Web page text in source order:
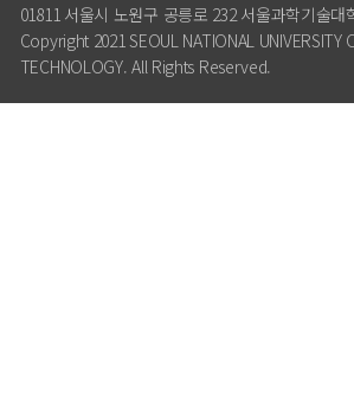
01811 서울시 노원구 공릉로 232 서울과학기술대
Copyright 2021 SEOUL NATIONAL UNIVERSITY
TECHNOLOGY. All Rights Reserved.